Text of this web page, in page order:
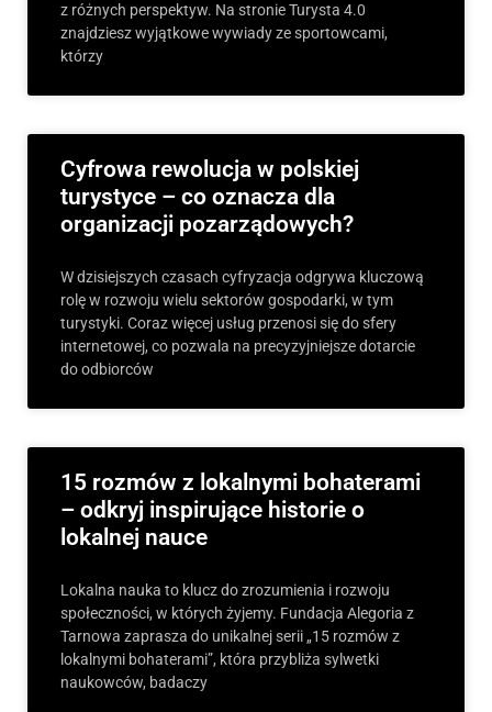
z różnych perspektyw. Na stronie Turysta 4.0
znajdziesz wyjątkowe wywiady ze sportowcami,
którzy
Cyfrowa rewolucja w polskiej
turystyce – co oznacza dla
organizacji pozarządowych?
W dzisiejszych czasach cyfryzacja odgrywa kluczową
rolę w rozwoju wielu sektorów gospodarki, w tym
turystyki. Coraz więcej usług przenosi się do sfery
internetowej, co pozwala na precyzyjniejsze dotarcie
do odbiorców
15 rozmów z lokalnymi bohaterami
– odkryj inspirujące historie o
lokalnej nauce
Lokalna nauka to klucz do zrozumienia i rozwoju
społeczności, w których żyjemy. Fundacja Alegoria z
Tarnowa zaprasza do unikalnej serii „15 rozmów z
lokalnymi bohaterami”, która przybliża sylwetki
naukowców, badaczy